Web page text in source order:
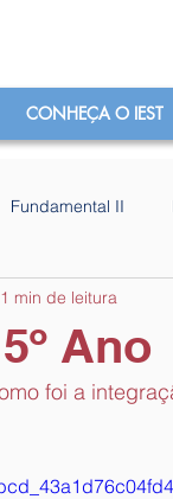
CONHEÇA O IEST
Fundamental II
Ano
1 min de leitura
foi a